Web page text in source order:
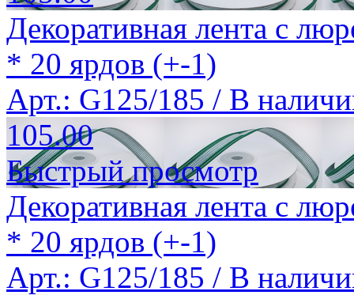
Декоративная лента с
* 20 ярдов (+-1)
Арт.: G125/185 / В
105.00
Быстрый просмотр
Декоративная лента с
* 20 ярдов (+-1)
Арт.: G125/185 / В